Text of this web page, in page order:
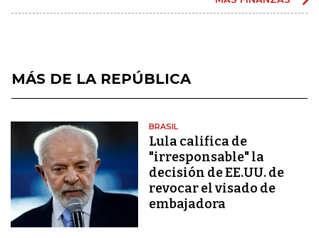
MÁS DE LA REPÚBLICA
BRASIL
Lula califica de
"irresponsable" la
decisión de EE.UU. de
revocar el visado de
embajadora